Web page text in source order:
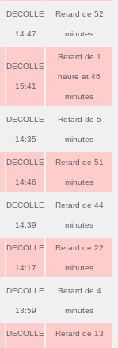
DECOLLE
14:47
Retard de 52
minutes
DECOLLE
15:41
Retard de 1
heure et 46
minutes
DECOLLE
14:35
Retard de 5
minutes
DECOLLE
14:46
Retard de 51
minutes
DECOLLE
14:39
Retard de 44
minutes
DECOLLE
14:17
Retard de 22
minutes
DECOLLE
13:59
Retard de 4
minutes
DECOLLE Retard de 13